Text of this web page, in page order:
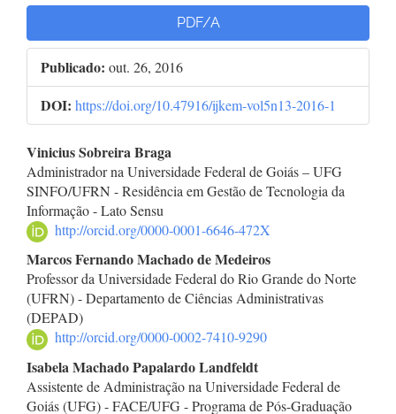
PDF/A
Publicado: out. 26, 2016
DOI: https://doi.org/10.47916/ijkem-vol5n13-2016-1
Conteúdo
do
artigo
principal
Vinicius Sobreira Braga
Administrador na Universidade Federal de Goiás – UFG
SINFO/UFRN - Residência em Gestão de Tecnologia da
Informação - Lato Sensu
http://orcid.org/0000-0001-6646-472X
Marcos Fernando Machado de Medeiros
Professor da Universidade Federal do Rio Grande do Norte
(UFRN) - Departamento de Ciências Administrativas
(DEPAD)
http://orcid.org/0000-0002-7410-9290
Isabela Machado Papalardo Landfeldt
Assistente de Administração na Universidade Federal de
Goiás (UFG) - FACE/UFG - Programa de Pós-Graduação